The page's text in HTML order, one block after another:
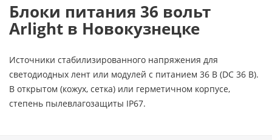
Блоки питания 36 вольт
Arlight в Новокузнецке
Источники стабилизированного напряжения для
светодиодных лент или модулей с питанием 36 В (DC 36 В).
В открытом (кожух, сетка) или герметичном корпусе,
степень пылевлагозащиты IP67.